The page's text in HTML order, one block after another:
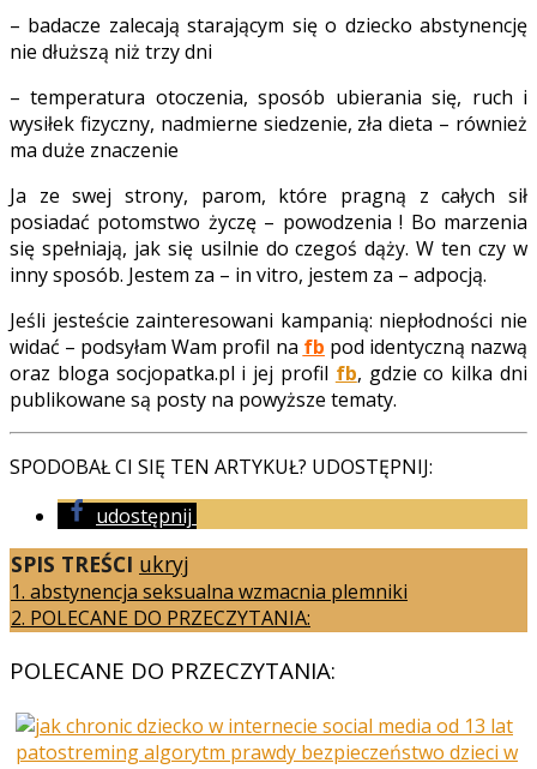
– badacze zalecają starającym się o dziecko abstynencję
nie dłuższą niż trzy dni
– temperatura otoczenia, sposób ubierania się, ruch i
wysiłek fizyczny, nadmierne siedzenie, zła dieta – również
ma duże znaczenie
Ja ze swej strony, parom, które pragną z całych sił
posiadać potomstwo życzę – powodzenia ! Bo marzenia
się spełniają, jak się usilnie do czegoś dąży. W ten czy w
inny sposób. Jestem za – in vitro, jestem za – adpocją.
Jeśli jesteście zainteresowani kampanią: niepłodności nie
widać – podsyłam Wam profil na fb pod identyczną nazwą
oraz bloga socjopatka.pl i jej profil fb, gdzie co kilka dni
publikowane są posty na powyższe tematy.
SPODOBAŁ CI SIĘ TEN ARTYKUŁ? UDOSTĘPNIJ:
udostępnij
SPIS TREŚCI ukryj
1. abstynencja seksualna wzmacnia plemniki
2. POLECANE DO PRZECZYTANIA:
POLECANE DO PRZECZYTANIA: